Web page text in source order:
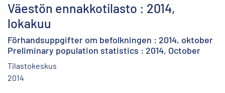
Väestön ennakkotilasto : 2014,
lokakuu
Förhandsuppgifter om befolkningen : 2014, oktober
Preliminary population statistics : 2014, October
Tilastokeskus
2014